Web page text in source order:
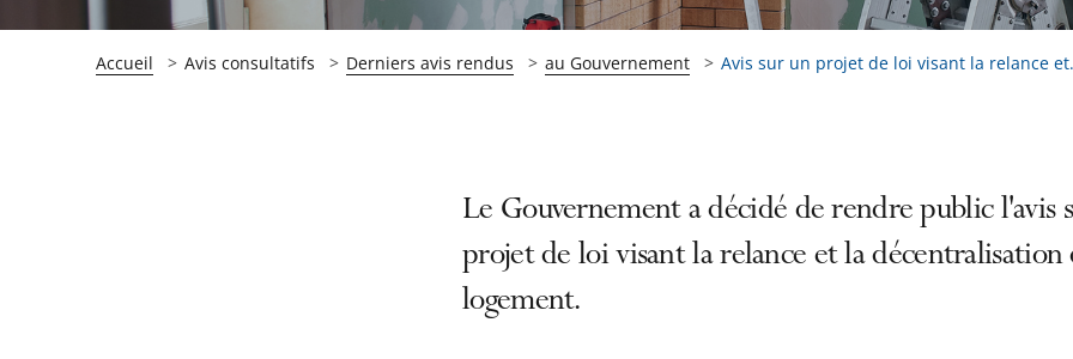
Accueil Avis consultatifs Derniers avis rendus au Gouvernement Avis sur un projet de loi visant la relance
Le Gouvernement a décidé de rendre public l'avis
projet de loi visant la relance et la décentralisation
logement.